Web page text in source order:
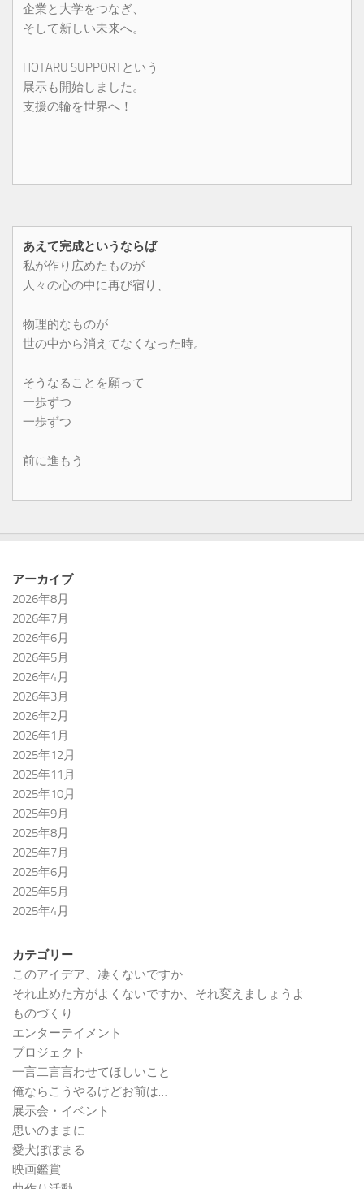
企業と大学をつなぎ、
そして新しい未来へ。
HOTARU SUPPORTという
展示も開始しました。
支援の輪を世界へ！
あえて完成というならば
私が作り広めたものが
人々の心の中に再び宿り、
物理的なものが
世の中から消えてなくなった時。
そうなることを願って
一歩ずつ
一歩ずつ
前に進もう
アーカイブ
2026年8月
2026年7月
2026年6月
2026年5月
2026年4月
2026年3月
2026年2月
2026年1月
2025年12月
2025年11月
2025年10月
2025年9月
2025年8月
2025年7月
2025年6月
2025年5月
2025年4月
カテゴリー
このアイデア、凄くないですか
それ止めた方がよくないですか、それ変えましょうよ
ものづくり
エンターテイメント
プロジェクト
一言二言言わせてほしいこと
俺ならこうやるけどお前は…
展示会・イベント
思いのままに
愛犬ぽぽまる
映画鑑賞